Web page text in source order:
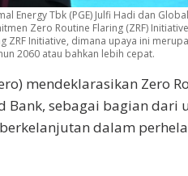
Energy Tbk (PGE) Julfi Hadi dan
Zero Routine Flaring (ZRF)
ZRF Initiative, dimana upaya ini
2060 atau bahkan lebih cepat.
mendeklarasikan Zero
Bank, sebagai bagian dari
dalam